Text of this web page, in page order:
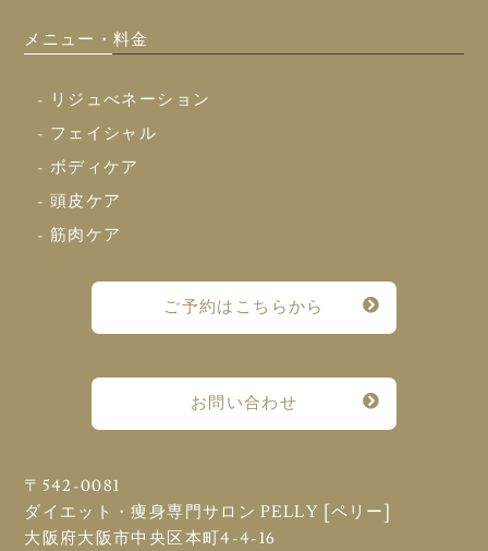
メニュー・料金
- リジュべネーション
- フェイシャル
- ボディケア
- 頭皮ケア
- 筋肉ケア
ご予約はこちらから
お問い合わせ
〒542-0081
ダイエット・痩身専門サロン PELLY [ペリー]
大阪府大阪市中央区本町4-4-16